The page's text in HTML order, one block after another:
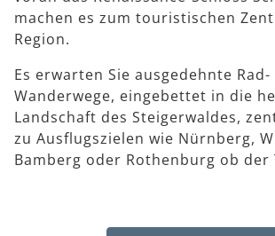
machen es zum touristischen
Region.
Es erwarten Sie ausgedehnte Rad-
Wanderwege, eingebettet in die
Landschaft des Steigerwaldes,
zu Ausflugszielen wie Nürnberg,
Bamberg oder Rothenburg ob der